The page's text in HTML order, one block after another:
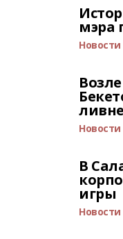
мэра
Новости
Новости
В
игры
Новости